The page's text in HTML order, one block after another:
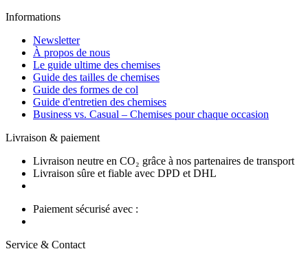
Informations
Newsletter
À propos de nous
Le guide ultime des chemises
Guide des tailles de chemises
Guide des formes de col
Guide d'entretien des chemises
Business vs. Casual – Chemises pour chaque occasion
Livraison & paiement
Livraison neutre en CO₂ grâce à nos partenaires de transport
Livraison sûre et fiable avec DPD et DHL
Paiement sécurisé avec :
Service & Contact